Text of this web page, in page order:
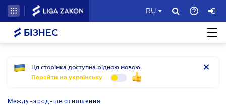
RU
БІЗНЕС
Ця сторінка доступна рідною мовою.
Перейти на українську
Международные отношения